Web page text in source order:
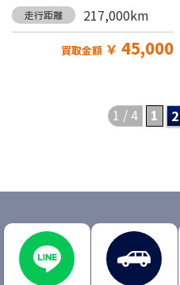
走行距離 217,000km
買取金額 ￥ 45,000
1 / 4 1 2